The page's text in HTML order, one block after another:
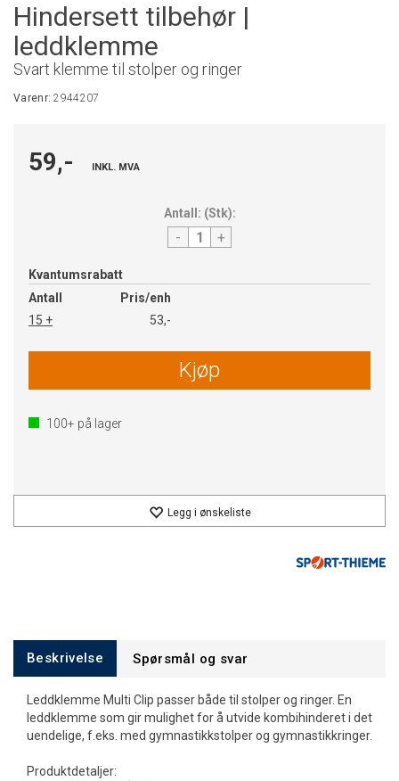
Hindersett tilbehør |
leddklemme
Svart klemme til stolper og ringer
Varenr:2944207
59,- INKL. MVA
Antall: (Stk):
- +
Kvantumsrabatt
Antall
Pris/enh
15 +
53,-
Kjøp
100+ på lager
Legg i ønskeliste
Beskrivelse Spørsmål og svar
Leddklemme Multi Clip passer både til stolper og ringer. En
leddklemme som gir mulighet for å utvide kombihinderet i det
uendelige, f.eks. med gymnastikkstolper og gymnastikkringer.
Produktdetaljer: